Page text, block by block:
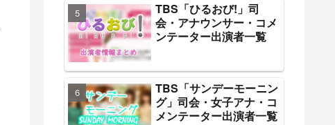
TBS「ひるおび!」司
会・アナウンサー・コメ
ンテーター出演者一覧
TBS「サンデーモーニン
グ」司会・女子アナ・コ
メンテーター出演者一覧